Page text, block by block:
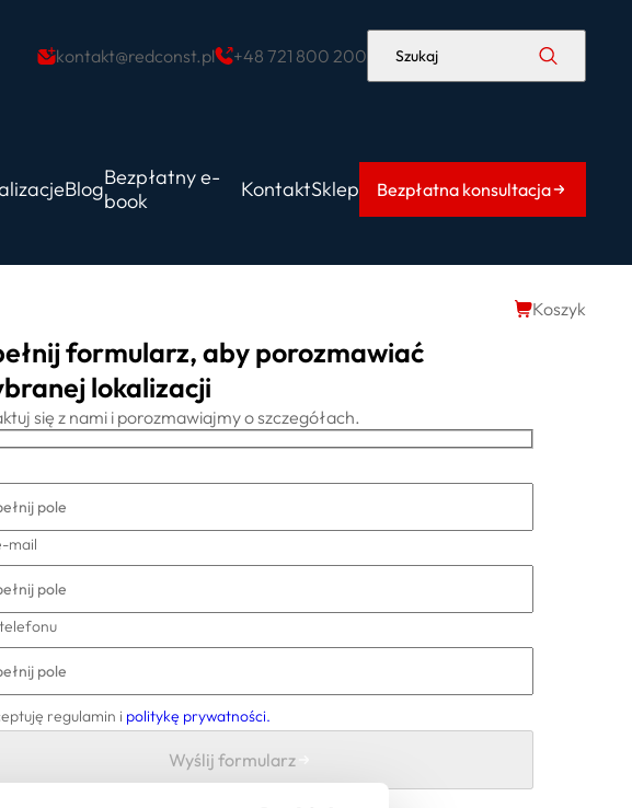
kontakt@redconst.pl +48 721 800 200 Szukaj
BlogBezpłatny e-
book
KontaktSklep Bezpłatna konsultacja
Koszyk
formularz, aby porozmawiać
lokalizacji
się z nami i porozmawiajmy o szczegółach.
mail
regulamin i politykę prywatności.
Wyślij formularz